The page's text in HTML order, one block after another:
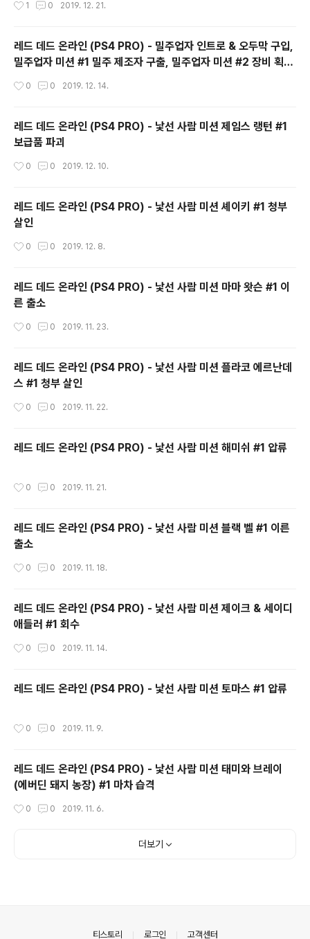
1 0 2019. 12. 21.
레드 데드 온라인 (PS4 PRO) - 밀주업자 인트로 & 오두막 구입,
밀주업자 미션 #1 밀주 제조자 구출, 밀주업자 미션 #2 장비 획
득, 오두막 업그레이드
0 0 2019. 12. 14.
레드 데드 온라인 (PS4 PRO) - 낯선 사람 미션 제임스 랭턴 #1
보급품 파괴
0 0 2019. 12. 10.
레드 데드 온라인 (PS4 PRO) - 낯선 사람 미션 셰이키 #1 청부
살인
0 0 2019. 12. 8.
레드 데드 온라인 (PS4 PRO) - 낯선 사람 미션 마마 왓슨 #1 이
른 출소
0 0 2019. 11. 23.
레드 데드 온라인 (PS4 PRO) - 낯선 사람 미션 플라코 에르난데
스 #1 청부 살인
0 0 2019. 11. 22.
레드 데드 온라인 (PS4 PRO) - 낯선 사람 미션 해미쉬 #1 압류
0 0 2019. 11. 21.
레드 데드 온라인 (PS4 PRO) - 낯선 사람 미션 블랙 벨 #1 이른
출소
0 0 2019. 11. 18.
레드 데드 온라인 (PS4 PRO) - 낯선 사람 미션 제이크 & 세이디
애들러 #1 회수
0 0 2019. 11. 14.
레드 데드 온라인 (PS4 PRO) - 낯선 사람 미션 토마스 #1 압류
0 0 2019. 11. 9.
레드 데드 온라인 (PS4 PRO) - 낯선 사람 미션 태미와 브레이
(에버딘 돼지 농장) #1 마차 습격
0 0 2019. 11. 6.
더보기
티스토리 로그인 고객센터